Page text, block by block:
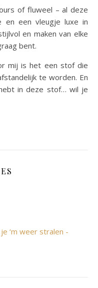
of fluweel – al deze
en een vleugje luxe in
en maken van elke
bent.
mij is het een stof die
te worden. En
in deze stof… wil je
‘m weer stralen -